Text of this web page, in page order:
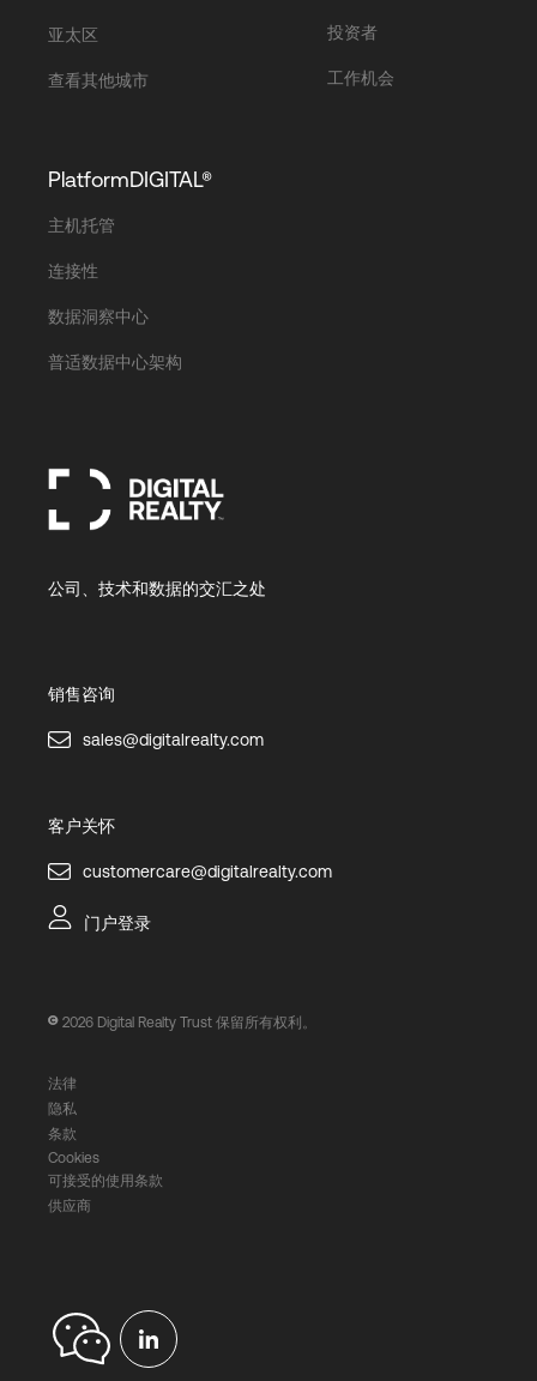
亚太区
查看其他城市
投资者
工作机会
PlatformDIGITAL®
主机托管
连接性
数据洞察中心
普适数据中心架构
公司、技术和数据的交汇之处
销售咨询
sales@digitalrealty.com
客户关怀
customercare@digitalrealty.com
门户登录
2026 Digital Realty Trust 保留所有权利。
法律
隐私
条款
Cookies
可接受的使用条款
供应商